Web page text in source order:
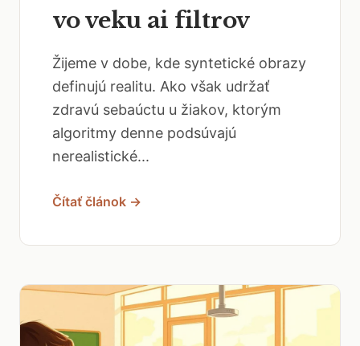
vo veku ai filtrov
Žijeme v dobe, kde syntetické obrazy
definujú realitu. Ako však udržať
zdravú sebaúctu u žiakov, ktorým
algoritmy denne podsúvajú
nerealistické...
Čítať článok →